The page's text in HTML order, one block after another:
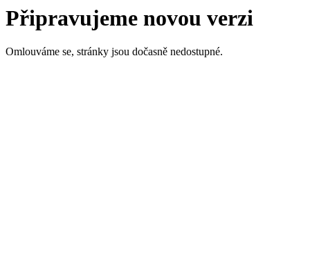
Připravujeme novou verzi
Omlouváme se, stránky jsou dočasně nedostupné.